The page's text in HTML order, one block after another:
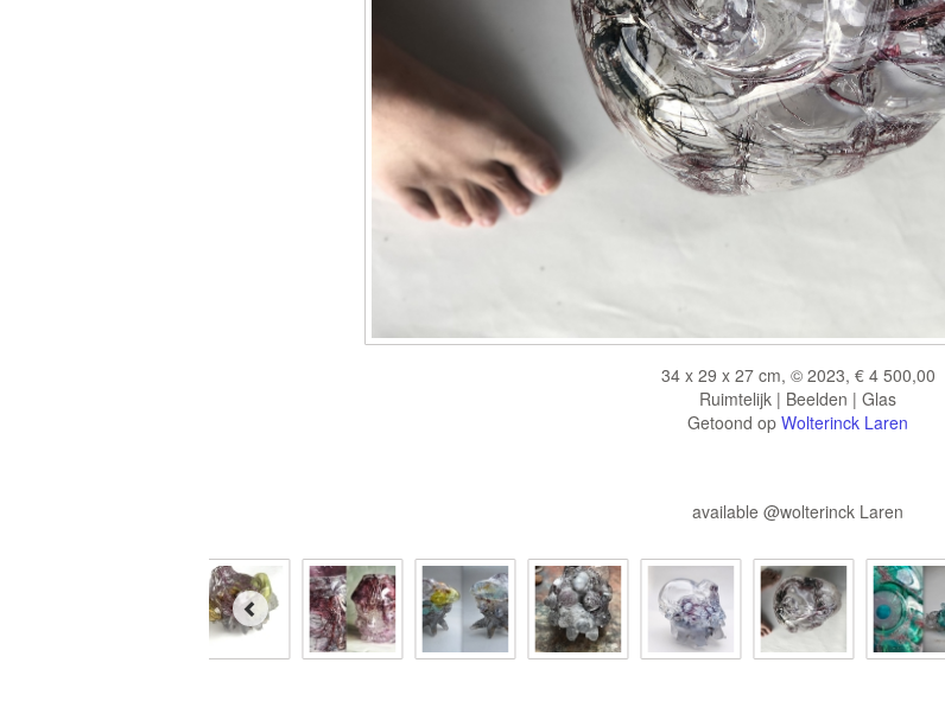
34 x 29 x 27 cm, © 2023, € 4 500,00
Ruimtelijk | Beelden | Glas
Getoond op Wolterinck Laren
available @wolterinck Laren